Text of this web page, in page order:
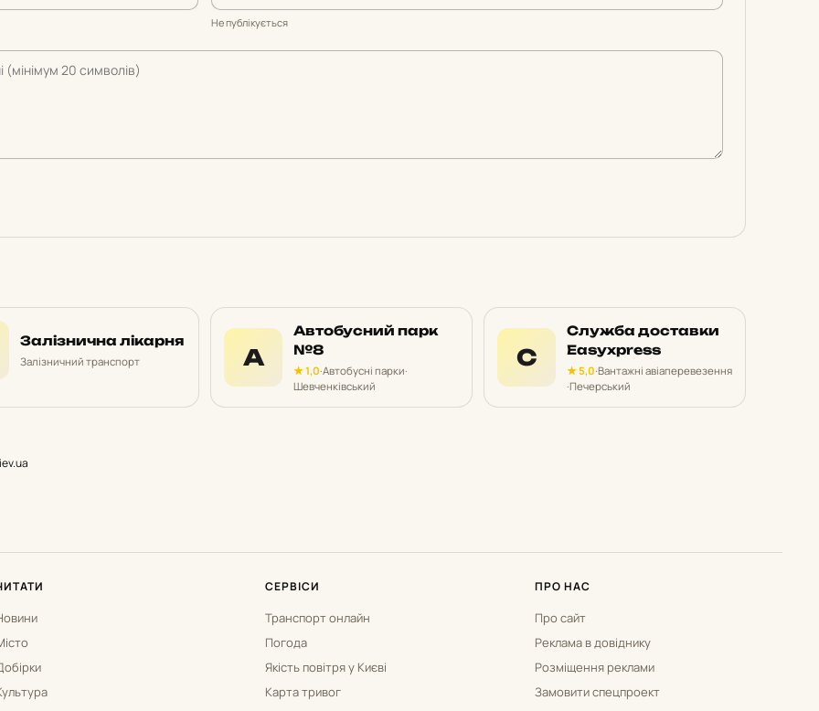
Не публікується
Залізнична лікарня
Залізничний транспорт А
Автобусний парк
№8
★ 1,0·Автобусні парки·
Шевченківський
С
Служба доставки
Easyxpress
★ 5,0·Вантажні авіаперевезення
·Печерський
СЕРВІСИ
Транспорт онлайн
Погода
Якість повітря у Києві
Карта тривог
ПРО НАС
Про сайт
Реклама в довіднику
Розміщення реклами
Замовити спецпроект